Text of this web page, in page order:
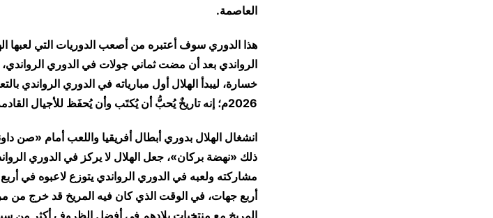
العاصمة.
​هذا الدوري سوف أعتبره من أصعب الدوريات التي لعبها
الرواندي بعد أن مضت ثماني جولات في الدوري
2026م؛ إنه تاريخٌ يُحبُّ أن يُكتَب وأن يُحفَظ للأجيال القادمة.
​انشغال الهلال بدوري أبطال أفريقيا واللعب أمام «صن
ذلك «نهضة بركان»، جعل الهلال لا يركز في الدوري
مشاركته ولعبه في الدوري الرواندي يتوزع لاعبوه في
أربع جهات، في الوقت الذي كان فيه المريخ قد خرج من